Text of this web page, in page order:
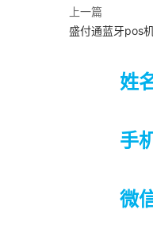
上一篇
盛付通蓝牙pos
姓
手
微